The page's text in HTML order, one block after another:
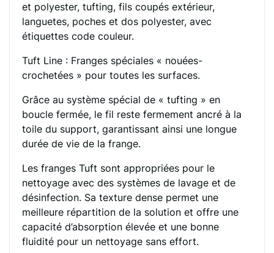
et polyester, tufting, fils coupés extérieur,
languetes, poches et dos polyester, avec
étiquettes code couleur.
Tuft Line : Franges spéciales « nouées-
crochetées » pour toutes les surfaces.
Grâce au système spécial de « tufting » en
boucle fermée, le fil reste fermement ancré à la
toile du support, garantissant ainsi une longue
durée de vie de la frange.
Les franges Tuft sont appropriées pour le
nettoyage avec des systèmes de lavage et de
désinfection. Sa texture dense permet une
meilleure répartition de la solution et offre une
capacité d’absorption élevée et une bonne
fluidité pour un nettoyage sans effort.